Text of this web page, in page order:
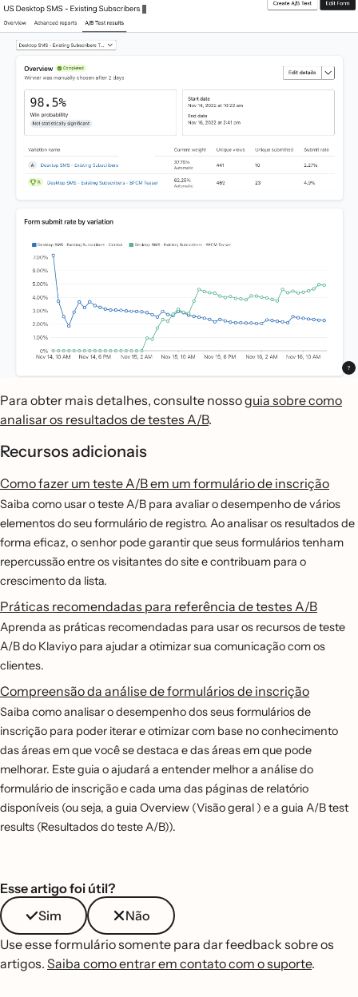
Para obter mais detalhes, consulte nossoguia sobre como
analisar os resultados de testes A/B.
Recursos adicionais
Como fazer um teste A/B em um formulário de inscrição
Saiba como usar o teste A/B para avaliar o desempenho de vários
elementos do seu formulário de registro. Ao analisar os resultados de
forma eficaz, o senhor pode garantir que seus formulários tenham
repercussão entre os visitantes do site e contribuam para o
crescimento da lista.
Práticas recomendadas para referência de testes A/B
Aprenda as práticas recomendadas para usar os recursos de teste
A/B do Klaviyo para ajudar a otimizar sua comunicação com os
clientes.
Compreensão da análise de formulários de inscrição
Saiba como analisar o desempenho dos seus formulários de
inscrição para poder iterar e otimizar com base no conhecimento
das áreas em que você se destaca e das áreas em que pode
melhorar. Este guia o ajudará a entender melhor a análise do
formulário de inscrição e cada uma das páginas de relatório
disponíveis (ou seja, a guia Overview (Visão geral ) e a guia A/B test
results (Resultados do teste A/B)).
Esse artigo foi útil?
Sim
Não
Use esse formulário somente para dar feedback sobre os
artigos. Saiba como entrar em contato com o suporte.